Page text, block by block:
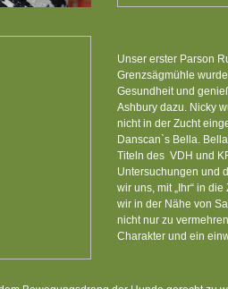
Unser erster Parson
Grenzsägmühle
Gesundheit und
Ashbury dazu. Nicky
nicht in der Zucht
Danscan`s Bella.
Titeln des VDH und
Untersuchungen und
wir uns, mit „Ihr“ in
wir in der Nähe von
nicht nur zu
Charakter und ein